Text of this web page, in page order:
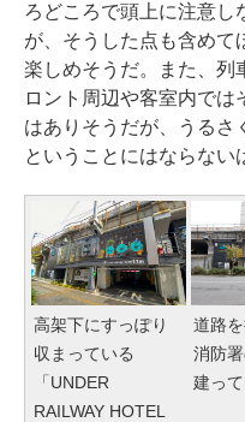
ろどころで頭上に注意し
が、そうした点も含めて
楽しめそうだ。また、列
ロント周辺や客室内で
はありそうだが、うるさ
ということにはならない
高架下にすっぽり
収まっている
「UNDER
RAILWAY HOTEL
道路
消防
建っ